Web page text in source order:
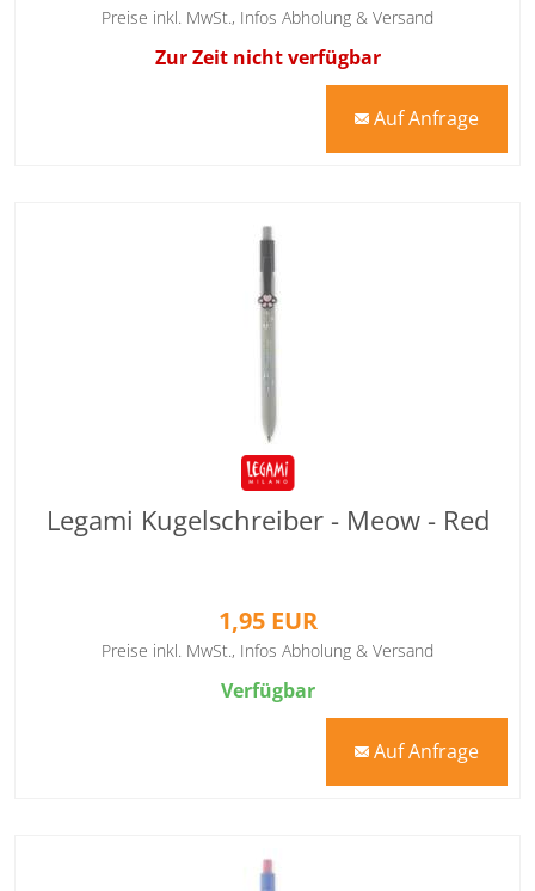
Preise inkl. MwSt., Infos Abholung & Versand
Zur Zeit nicht verfügbar
mail Auf Anfrage
Legami Kugelschreiber - Meow - Red
1,95 EUR
Preise inkl. MwSt., Infos Abholung & Versand
Verfügbar
mail Auf Anfrage